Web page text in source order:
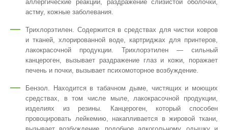
аллергические реакции, раздражение слизистой оболочки,
астму, кожные заболевания.
Трихлорэтилен. Содержится в средствах для чистки ковров
и тканей, хлорированной воде, картриджах для принтеров,
лакокрасочной продукции. Трихлорэтилен — сильный
канцероген, вызывает раздражение глаз и кожи, поражает
печень и почки, вызывает психомоторное возбуждение.
Бензол. Находится в табачном дыме, чистящих и моющих
средствах, в том числе мыле, лакокрасочной продукции,
изделиях из резины. Канцероген, который способен
провоцировать лейкемию, накапливается в жировой ткани,